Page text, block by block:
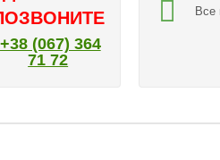
+38 (067) 364
71 72
Все